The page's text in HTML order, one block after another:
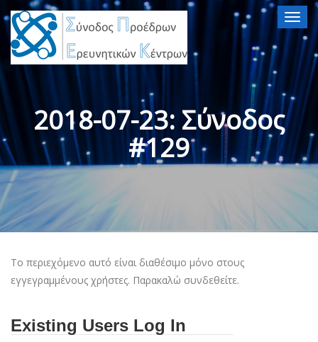
2018-07-23: Σύνοδος
#129
Το περιεχόμενο αυτό είναι διαθέσιμο μόνο στους
εγγεγραμμένους χρήστες. Παρακαλώ συνδεθείτε.
Existing Users Log In